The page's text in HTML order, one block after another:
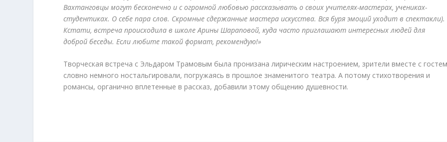
Вахтанговцы могут бесконечно и с огромной любовью рассказывать о своих учителях-мастерах, учениках-
студентиках. О себе пара слов. Скромные сдержанные мастера искусства. Вся буря эмоций уходит в спектакли).
Кстати, встреча происходила в школе Арины Шараповой, куда часто приглашают интересных людей для
доброй беседы. Если любите такой формат, рекомендую!»
Творческая встреча с Эльдаром Трамовым была пронизана лирическим настроением, зрители вместе с
словно немного ностальгировали, погружаясь в прошлое знаменитого театра. А потому стихотворения и
романсы, органично вплетенные в рассказ, добавили этому общению душевности.